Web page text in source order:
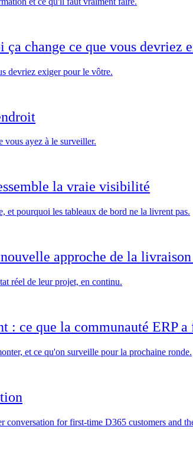
change ce que vous devriez
devriez exiger pour le vôtre.
vous ayez à le surveiller.
la vraie visibilité
et pourquoi les tableaux de bord ne la livrent pas.
approche de la
réel de leur projet, en continu.
: ce que la communauté ERP
et ce qu'on surveille pour la prochaine ronde.
conversation for first-time D365 customers and